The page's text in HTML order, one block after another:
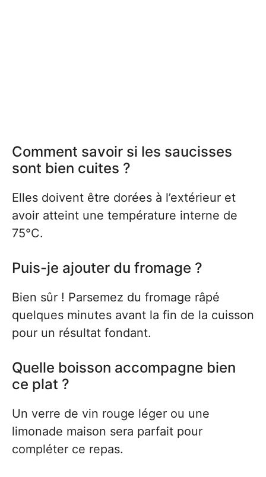
Comment savoir si les saucisses
sont bien cuites ?
Elles doivent être dorées à l’extérieur et
avoir atteint une température interne de
75°C.
Puis-je ajouter du fromage ?
Bien sûr ! Parsemez du fromage râpé
quelques minutes avant la fin de la cuisson
pour un résultat fondant.
Quelle boisson accompagne bien
ce plat ?
Un verre de vin rouge léger ou une
limonade maison sera parfait pour
compléter ce repas.